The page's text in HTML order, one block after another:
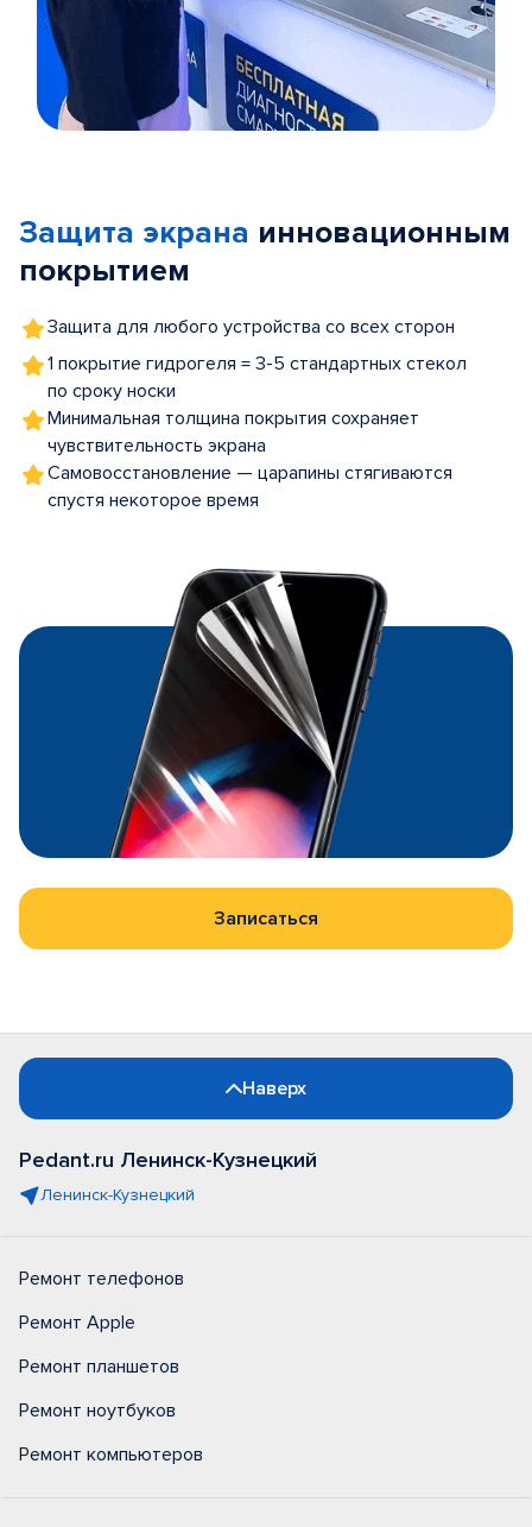
5
Защита экрана инновационным
покрытием
Защита для любого устройства со всех сторон
1 покрытие гидрогеля = 3-5 стандартных стекол
по сроку носки
Минимальная толщина покрытия сохраняет
чувствительность экрана
Самовосстановление — царапины стягиваются
спустя некоторое время
Записаться
Наверх
Pedant.ru Ленинск-Кузнецкий
Ленинск-Кузнецкий
Ремонт телефонов
Ремонт Apple
Ремонт планшетов
Ремонт ноутбуков
Ремонт компьютеров